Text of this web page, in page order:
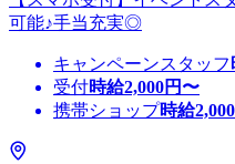
可能♪手当充実◎
キャンペーンスタッフ
受付時給2,000円〜
携帯ショップ時給2,000